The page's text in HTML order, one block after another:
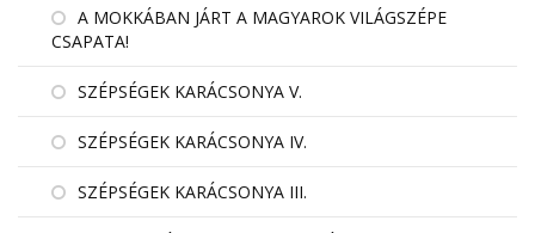
A MOKKÁBAN JÁRT A MAGYAROK VILÁGSZÉPE
CSAPATA!
SZÉPSÉGEK KARÁCSONYA V.
SZÉPSÉGEK KARÁCSONYA IV.
SZÉPSÉGEK KARÁCSONYA III.